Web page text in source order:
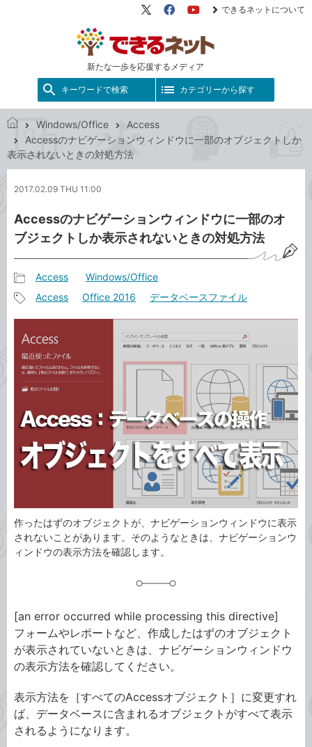
新たな一歩を応援するメディア
X（旧
FacebookYouTube
できるネットについて
キーワードで検索 カテゴリーから探す
で
き
ッ
Windows/Office
Access
Accessのナビゲーションウィンドウに一部のオブジェクトしか
表示されないときの対処方法
2017.02.09 THU 11:00
Accessのナビゲーションウィンドウに一部のオ
ブジェクトしか表示されないときの対処方法
事
カ
テ
ゴ
リ
Access Windows/Office
タ
グ
Access Office 2016 データベースファイル
作ったはずのオブジェクトが、ナビゲーションウィンドウに表示
されないことがあります。そのようなときは、ナビゲーションウ
ィンドウの表示方法を確認します。
[an error occurred while processing this directive]
フォームやレポートなど、作成したはずのオブジェクト
が表示されていないときは、ナビゲーションウィンドウ
の表示方法を確認してください。
表示方法を［すべてのAccessオブジェクト］に変更すれ
ば、データベースに含まれるオブジェクトがすべて表示
されるようになります。